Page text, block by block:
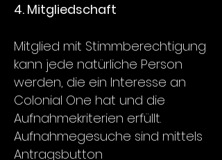
4. Mitgliedschaft
Mitglied mit Stimmberechtigung
kann jede natürliche Person
werden, die ein Interesse an
Colonial One hat und die
Aufnahmekriterien erfüllt.
Aufnahmegesuche sind mittels
Antragsbutton